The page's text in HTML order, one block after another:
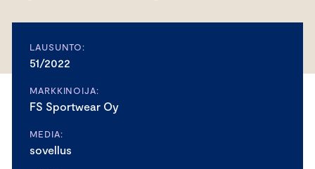
LAUSUNTO:
51/2022
MARKKINOIJA:
FS Sportwear Oy
MEDIA:
sovellus